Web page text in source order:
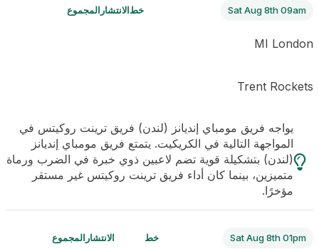
Sat Aug 8th 09am
MI London
Trent Rockets
خطالانتشارالمجموع
يواجه فريق مومباي إنديانز (لندن) فريق ترينت روكيتس في
المواجهة التالية في الكريكيت. يتمتع فريق مومباي إنديانز
(لندن) بتشكيلة قوية تضم لاعبين ذوي خبرة في الضرب ورماة
متميزين، بينما كان أداء فريق ترينت روكيتس غير مستقر
مؤخرًا.
Sat Aug 8th 01pm خط الانتشارالمجموع